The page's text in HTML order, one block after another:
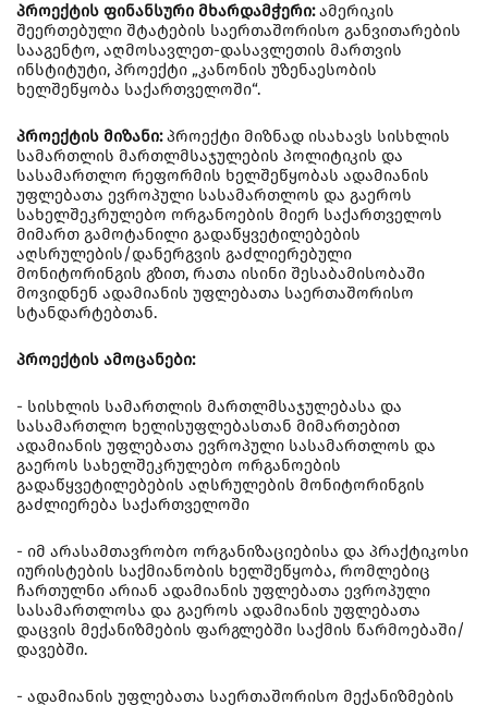
პროექტის ფინანსური მხარდამჭერი:ამერიკის
შეერთებული შტატების საერთაშორისო განვითარების
სააგენტო, აღმოსავლეთ-დასავლეთის მართვის
ინსტიტუტი, პროექტი „კანონის უზენაესობის
ხელშეწყობა საქართველოში“.
პროექტის მიზანი:პროექტი მიზნად ისახავს სისხლის
სამართლის მართლმსაჯულების პოლიტიკის და
სასამართლო რეფორმის ხელშეწყობას ადამიანის
უფლებათა ევროპული სასამართლოს და გაეროს
სახელშეკრულებო ორგანოების მიერ საქართველოს
მიმართ გამოტანილი გადაწყვეტილებების
აღსრულების/დანერგვის გაძლიერებული
მონიტორინგის გზით, რათა ისინი შესაბამისობაში
მოვიდნენ ადამიანის უფლებათა საერთაშორისო
სტანდარტებთან.
პროექტის ამოცანები:
- სისხლის სამართლის მართლმსაჯულებასა და
სასამართლო ხელისუფლებასთან მიმართებით
ადამიანის უფლებათა ევროპული სასამართლოს და
გაეროს სახელშეკრულებო ორგანოების
გადაწყვეტილებების აღსრულების მონიტორინგის
გაძლიერება საქართველოში
- იმ არასამთავრობო ორგანიზაციებისა და პრაქტიკოსი
იურისტების საქმიანობის ხელშეწყობა, რომლებიც
ჩართულნი არიან ადამიანის უფლებათა ევროპული
სასამართლოსა და გაეროს ადამიანის უფლებათა
დაცვის მექანიზმების ფარგლებში საქმის წარმოებაში/
დავებში.
- ადამიანის უფლებათა საერთაშორისო მექანიზმების